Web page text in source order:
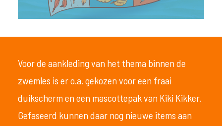
Voor de aankleding van het thema binnen de
zwemles is er o.a. gekozen voor een fraai
duikscherm en een mascottepak van Kiki Kikker.
Gefaseerd kunnen daar nog nieuwe items aan